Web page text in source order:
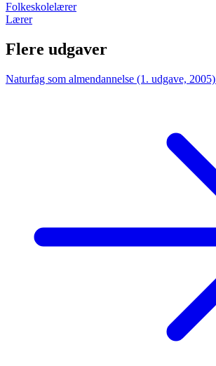
Folkeskolelærer
Lærer
Flere udgaver
Naturfag som almendannelse (1. udgave, 2005)